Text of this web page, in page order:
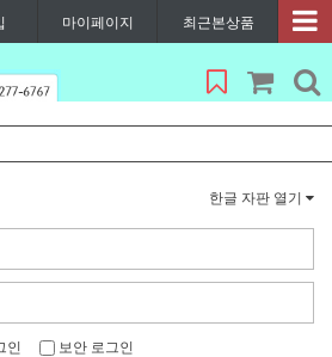
마이페이지 최근본상품
한글 자판 열기
인 보안 로그인